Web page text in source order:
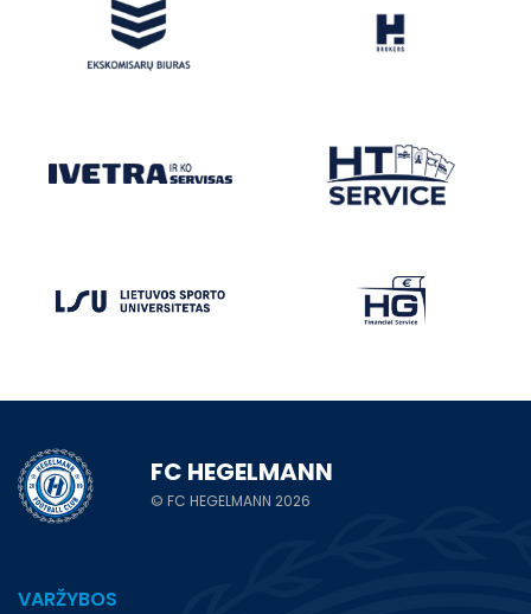
FC HEGELMANN
© FC HEGELMANN 2026
VARŽYBOS